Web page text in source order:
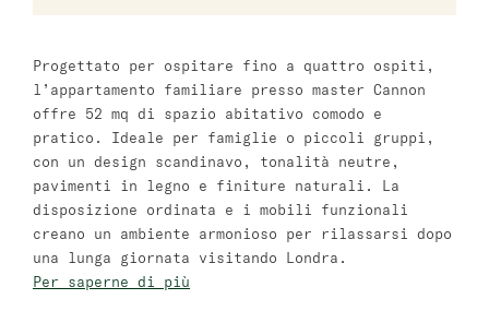
Tel Aviv
Mazeh Tel Aviv
master Shenkin
Bat Yam
master Bat Yam
Haifa
Progettato per ospitare fino a quattro ospiti,
l’appartamento familiare presso master Cannon
offre 52 mq di spazio abitativo comodo e
pratico. Ideale per famiglie o piccoli gruppi,
con un design scandinavo, tonalità neutre,
pavimenti in legno e finiture naturali. La
disposizione ordinata e i mobili funzionali
creano un ambiente armonioso per rilassarsi dopo
una lunga giornata visitando Londra.
Per saperne di più